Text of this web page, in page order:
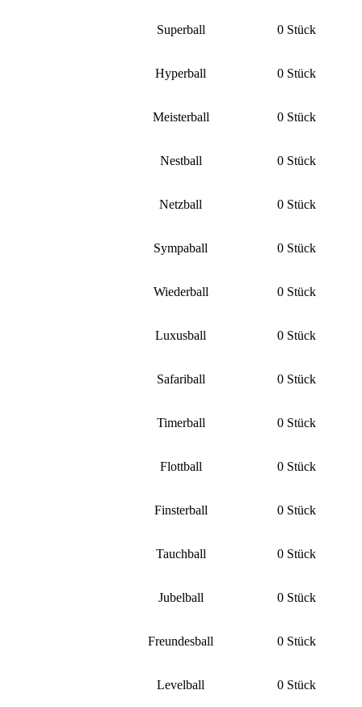
Superball 0 Stück
Hyperball 0 Stück
Meisterball 0 Stück
Nestball 0 Stück
Netzball 0 Stück
Sympaball 0 Stück
Wiederball 0 Stück
Luxusball 0 Stück
Safariball 0 Stück
Timerball 0 Stück
Flottball 0 Stück
Finsterball 0 Stück
Tauchball 0 Stück
Jubelball 0 Stück
Freundesball 0 Stück
Levelball 0 Stück